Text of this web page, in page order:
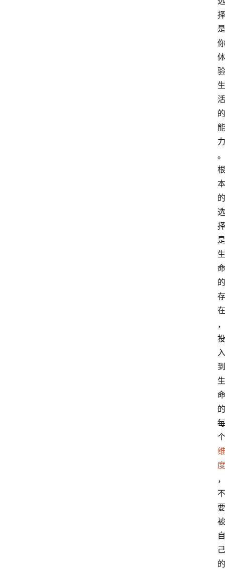
择
是
你
体
验
生
活
的
能
力
。
根
本
的
选
择
是
生
命
的
存
在
，
投
入
到
生
命
的
每
个
维
度
，
不
要
被
自
己
的